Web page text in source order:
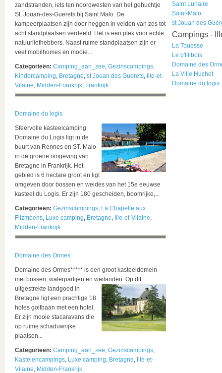
zandstranden, iets ten noordwesten van het gehuchtje
St. Jouan-des-Guerets bij Saint Malo. De
kampeerplaatsen zijn door heggen in velden van zes tot
acht standplaatsen verdeeld. Het is een plek voor echte
natuurliefhebbers. Naast ruime standplaatsen zijn er
veel mobilhomes en mooie...
Categorieën: Camping_aan_zee, Gezinscampings,
Kindercamping, Bretagne, st Jouan des Guerets,
Ille-et-
Vilaine, Midden-Frankrijk, Frankrijk
Domaine du logis
Sfeervolle kasteelcamping
Domaine du Logis ligt in de
buurt van Rennes en ST. Malo
in de groene omgeving van
Bretagne in Frankrijk. Het
gebied is 6 hectare groot en ligt
omgeven door bossen en weides van het 15e eeuwse
kasteel du Logis. Er zijn 180 gescheiden, boomrijke,...
Categorieën: Gezinscampings, La Chapelle aux
Filzméens, Luxe camping, Bretagne, Ille-et-Vilaine,
Midden-Frankrijk
Domaine des Ormes
Domaine des Ormes***** is een groot kasteeldomein
met bossen, waterpartijen en weilanden. Op dit
uitgestrekte landgoed in
Bretagne ligt een prachtige 18
holes golfbaan met een hotel.
Er zijn mooie stacaravans die
op ruime schaduwrijke
plaatsen...
Categorieën: Camping_aan_zee, Gezinscampings,
Kastelencampings, Luxe camping, Bretagne,
Ille-et-
Vilaine, Midden-Frankrijk
Saint Lunaire
Saint-Malo
st Jouan des
Campings -
La Touesse
Le p'tit bois
Domaine des
La Ville Huchet
Domaine du logis